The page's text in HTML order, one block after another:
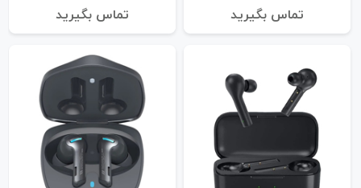
تماس بگیرید تماس بگیرید